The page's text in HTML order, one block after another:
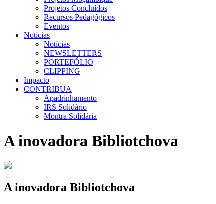
Projetos Concluídos
Recursos Pedagógicos
Eventos
Notícias
Notícias
NEWSLETTERS
PORTEFÓLIO
CLIPPING
Impacto
CONTRIBUA
Apadrinhamento
IRS Solidário
Montra Solidária
A inovadora Bibliotchova
A inovadora Bibliotchova